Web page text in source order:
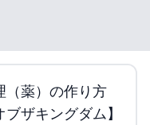
（薬）の作り方
ザキングダム】